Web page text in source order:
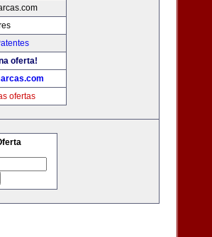
oferta!
ofertas